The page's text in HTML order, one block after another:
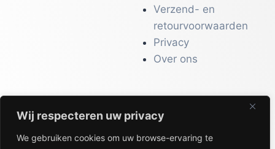
Wij respecteren uw privacy
We gebruiken cookies om uw browse-ervaring te
Verzend- en
retourvoorwaarden
Privacy
Over ons
CATALOGI
Workwear &